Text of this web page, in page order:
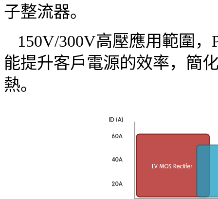
子整流器。
150V/300V高壓應用範圍
能提升客戶電源的效率，簡
熱。